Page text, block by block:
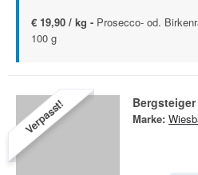
€ 19,90 / kg - Prosecco- od.
100 g
Verpasst! Bergsteiger
Marke: